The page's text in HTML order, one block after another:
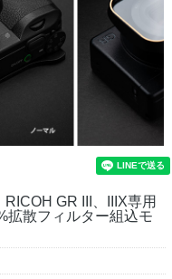
GR III、IIIX専用
拡散フィルター組込モ